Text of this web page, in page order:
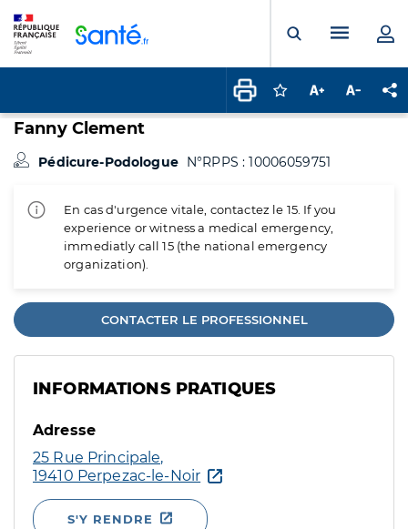
Ouvrir laMenu
Connectez-vous
Augmenter la
Fanny Clement
Pédicure-Podologue N°RPPS : 10006059751
En cas d'urgence vitale, contactez le 15. If you
experience or witness a medical emergency,
immediatly call 15 (the national emergency
organization).
CONTACTER LE PROFESSIONNEL
INFORMATIONS PRATIQUES
Adresse
25 Rue Principale,
19410 Perpezac-le-Noir
S'Y RENDRE